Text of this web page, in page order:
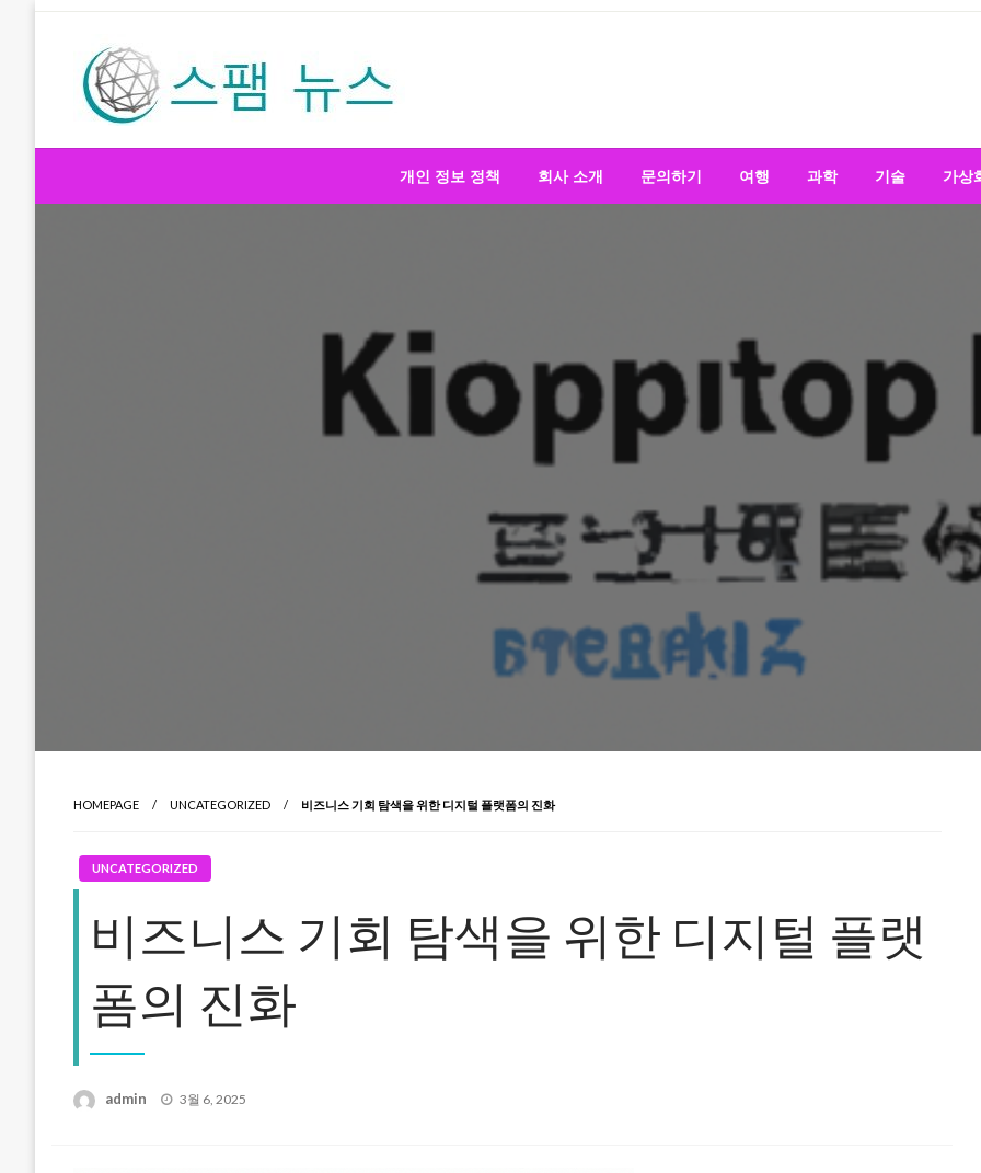
개인 정보 정책 회사 소개 문의하기 여행 과학 기술 가상
HOMEPAGE UNCATEGORIZED 비즈니스 기회 탐색을 위한 디지털 플랫폼의 진화
UNCATEGORIZED
비즈니스 기회 탐색을 위한 디지털 플랫
폼의 진화
admin
Posted
3월 6, 2025